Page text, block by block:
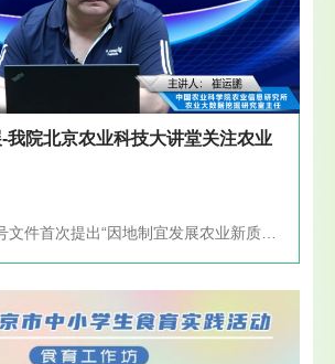
我院北京农业科技大讲堂关注农业